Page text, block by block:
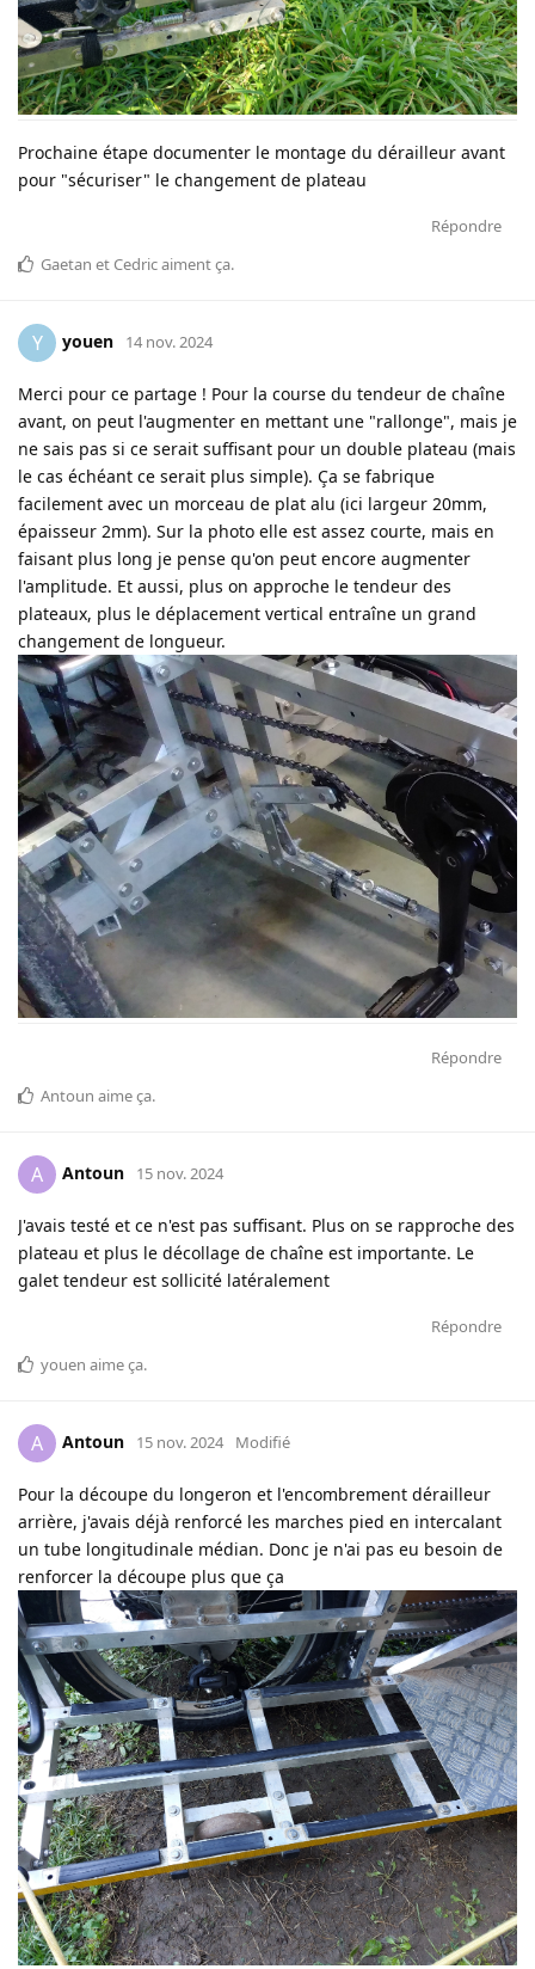
Prochaine étape documenter le montage du dérailleur avant
pour "sécuriser" le changement de plateau
Répondre
Gaetan et Cedricaiment ça.
Y youen 14 nov. 2024
Merci pour ce partage ! Pour la course du tendeur de chaîne
avant, on peut l'augmenter en mettant une "rallonge", mais je
ne sais pas si ce serait suffisant pour un double plateau (mais
le cas échéant ce serait plus simple). Ça se fabrique
facilement avec un morceau de plat alu (ici largeur 20mm,
épaisseur 2mm). Sur la photo elle est assez courte, mais en
faisant plus long je pense qu'on peut encore augmenter
l'amplitude. Et aussi, plus on approche le tendeur des
plateaux, plus le déplacement vertical entraîne un grand
changement de longueur.
Répondre
Antoun aime ça.
A Antoun 15 nov. 2024
J'avais testé et ce n'est pas suffisant. Plus on se rapproche des
plateau et plus le décollage de chaîne est importante. Le
galet tendeur est sollicité latéralement
Répondre
youen aime ça.
A Antoun 15 nov. 2024 Modifié
Pour la découpe du longeron et l'encombrement dérailleur
arrière, j'avais déjà renforcé les marches pied en intercalant
un tube longitudinale médian. Donc je n'ai pas eu besoin de
renforcer la découpe plus que ça